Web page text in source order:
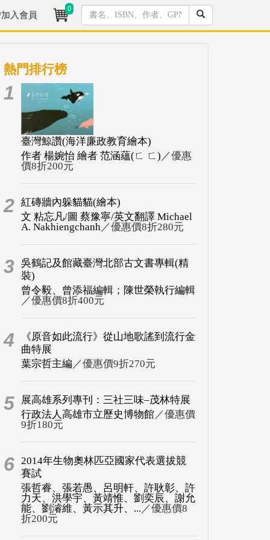
入會員
0
熱門排行榜
1
臺灣鯨讚(海洋廉政教育繪本)
作者 楊婉怡 繪者 范涵蘊(ㄈ ㄈ) ／優惠
價8折200元
2 紅磚牆內躲貓貓(繪本)
文 粘忘凡/圖 蔡豫寧/英文翻譯 Michael
A. Nakhiengchanh／優惠價8折280元
3 吳鶴記及館藏臺灣北部古文書專輯(精
裝)
曾令毅、曾添福編輯；陳世榮執行編輯
／優惠價8折400元
4
《原音如此流行》從山地歌謠到流行金
曲特展
葉宗哲主編 ／優惠價9折270元
5
展高雄系列專刊：三社三味–茂林特展
行政法人高雄市立歷史博物館／優惠價
9折180元
6 2014年生物奧林匹亞國家代表選拔競
賽試
張哲睿、張若愚、呂明軒、許耿彰、許
力天、洪學宇、黃靖惟、劉奕辰、謝允
能、劉濬維、黃示其升、... ／優惠價8
折200元